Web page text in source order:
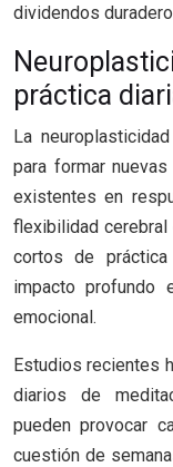
dividendos
práctica
La
para formar
existentes en
flexibilidad
cortos de
impacto profundo
emocional.
Estudios recientes
diarios de
pueden provocar
cuestión de